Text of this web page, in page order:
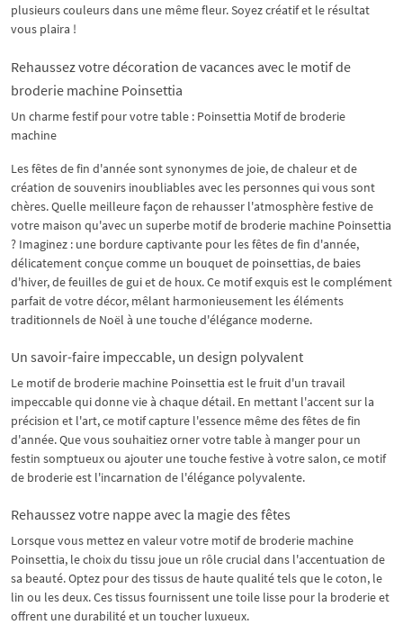
plusieurs couleurs dans une même fleur. Soyez créatif et le résultat
vous plaira !
Rehaussez votre décoration de vacances avec le motif de
broderie machine Poinsettia
Un charme festif pour votre table : Poinsettia Motif de broderie
machine
Les fêtes de fin d'année sont synonymes de joie, de chaleur et de
création de souvenirs inoubliables avec les personnes qui vous sont
chères. Quelle meilleure façon de rehausser l'atmosphère festive de
votre maison qu'avec un superbe motif de broderie machine Poinsettia
? Imaginez : une bordure captivante pour les fêtes de fin d'année,
délicatement conçue comme un bouquet de poinsettias, de baies
d'hiver, de feuilles de gui et de houx. Ce motif exquis est le complément
parfait de votre décor, mêlant harmonieusement les éléments
traditionnels de Noël à une touche d'élégance moderne.
Un savoir-faire impeccable, un design polyvalent
Le motif de broderie machine Poinsettia est le fruit d'un travail
impeccable qui donne vie à chaque détail. En mettant l'accent sur la
précision et l'art, ce motif capture l'essence même des fêtes de fin
d'année. Que vous souhaitiez orner votre table à manger pour un
festin somptueux ou ajouter une touche festive à votre salon, ce motif
de broderie est l'incarnation de l'élégance polyvalente.
Rehaussez votre nappe avec la magie des fêtes
Lorsque vous mettez en valeur votre motif de broderie machine
Poinsettia, le choix du tissu joue un rôle crucial dans l'accentuation de
sa beauté. Optez pour des tissus de haute qualité tels que le coton, le
lin ou les deux. Ces tissus fournissent une toile lisse pour la broderie et
offrent une durabilité et un toucher luxueux.